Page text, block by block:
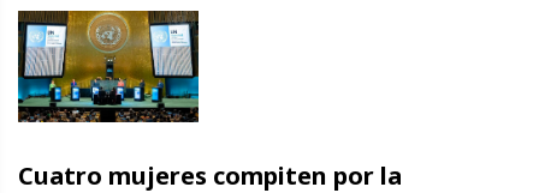
Cuatro mujeres compiten por la